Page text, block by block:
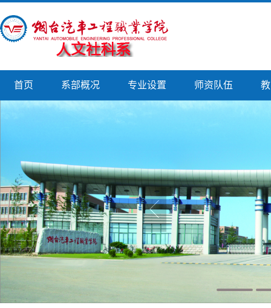
首页 系部概况 专业设置 师资队伍